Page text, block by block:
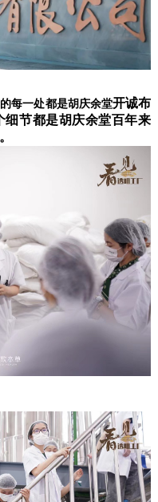
每一处都是胡庆余堂开诚布
细节都是胡庆余堂百年来